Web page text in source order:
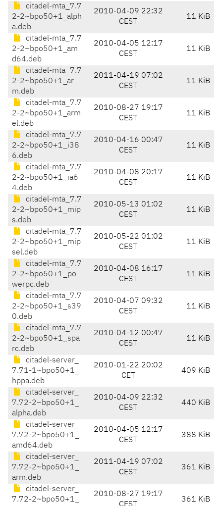
citadel-mta_7.7
2-2~bpo50+1_alph
a.deb
2010-04-09 22:32
CEST
11 KiB
citadel-mta_7.7
2-2~bpo50+1_am
d64.deb
2010-04-05 12:17
CEST
11 KiB
citadel-mta_7.7
2-2~bpo50+1_ar
m.deb
2011-04-19 07:02
CEST
11 KiB
citadel-mta_7.7
2-2~bpo50+1_arm
el.deb
2010-08-27 19:17
CEST
11 KiB
citadel-mta_7.7
2-2~bpo50+1_i38
6.deb
2010-04-16 00:47
CEST
11 KiB
citadel-mta_7.7
2-2~bpo50+1_ia6
4.deb
2010-04-08 20:17
CEST
11 KiB
citadel-mta_7.7
2-2~bpo50+1_mip
s.deb
2010-05-13 01:02
CEST
11 KiB
citadel-mta_7.7
2-2~bpo50+1_mip
sel.deb
2010-05-22 01:02
CEST
11 KiB
citadel-mta_7.7
2-2~bpo50+1_po
werpc.deb
2010-04-08 16:17
CEST
11 KiB
citadel-mta_7.7
2-2~bpo50+1_s39
0.deb
2010-04-07 09:32
CEST
11 KiB
citadel-mta_7.7
2-2~bpo50+1_spa
rc.deb
2010-04-12 00:47
CEST
11 KiB
citadel-server_
7.71-1~bpo50+1_
hppa.deb
2010-01-22 20:02
CET
409 KiB
citadel-server_
7.72-2~bpo50+1_
alpha.deb
2010-04-09 22:32
CEST
440 KiB
citadel-server_
7.72-2~bpo50+1_
amd64.deb
2010-04-05 12:17
CEST
388 KiB
citadel-server_
7.72-2~bpo50+1_
arm.deb
2011-04-19 07:02
CEST
361 KiB
citadel-server_
7.72-2~bpo50+1_
2010-08-27 19:17
361 KiB